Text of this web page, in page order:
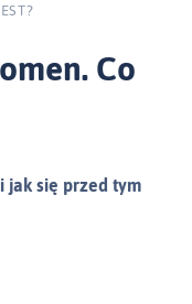
Co
jak się przed tym